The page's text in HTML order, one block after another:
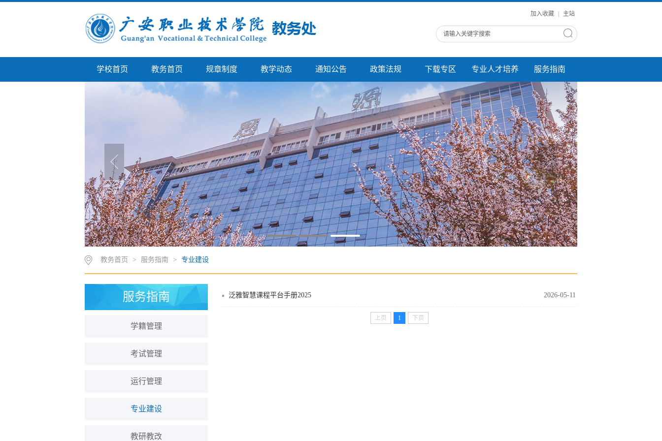
加入收藏 主站
学校首页 教务首页 规章制度 教学动态 通知公告 政策法规 下载专区 专业人才培养 服务指南
教务首页 > 服务指南 > 专业建设
服务指南
学籍管理
考试管理
运行管理
专业建设
教研教改
泛雅智慧课程平台手册2025 2026-05-11
上页 1 下页